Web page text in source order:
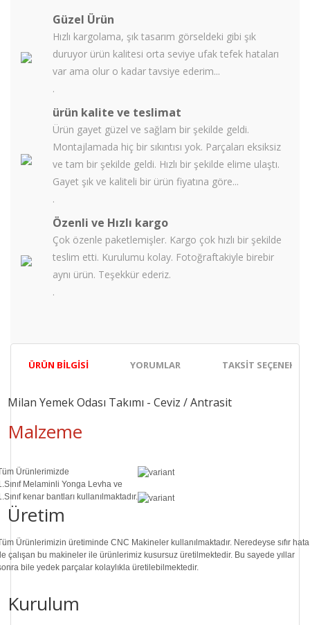
Güzel Ürün
Hızlı kargolama, şık tasarım görseldeki gibi şık
duruyor ürün kalitesi orta seviye ufak tefek hataları
var ama olur o kadar tavsiye ederim...
.
ürün kalite ve teslimat
Ürün gayet güzel ve sağlam bir şekilde geldi.
Montajlamada hiç bir sıkıntısı yok. Parçaları eksiksiz
ve tam bir şekilde geldi. Hızlı bir şekilde elime ulaştı.
Gayet şık ve kaliteli bir ürün fiyatına göre...
.
Özenli ve Hızlı kargo
Çok özenle paketlemişler. Kargo çok hızlı bir şekilde
teslim etti. Kurulumu kolay. Fotoğraftakiyle birebir
aynı ürün. Teşekkür ederiz.
.
ÜRÜN BILGISI YORUMLAR TAKSIT
Milan Yemek Odası Takımı - Ceviz / Antrasit
Malzeme
Ürünlerimizde
Melaminli Yonga Levha ve
kenar bantları kullanılmaktadır.
Üretim
Ürünlerimizin üretiminde CNC Makineler kullanılmaktadır. Neredeyse sıfır hata
çalışan bu makineler ile ürünlerimiz kusursuz üretilmektedir. Bu sayede yıllar
bile yedek parçalar kolaylıkla üretilebilmektedir.
Kurulum